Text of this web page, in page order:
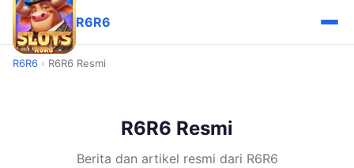
R6R6
R6R6 › R6R6 Resmi
R6R6 Resmi
Berita dan artikel resmi dari R6R6